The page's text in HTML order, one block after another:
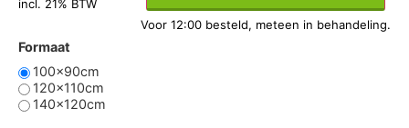
Formaat
100x90cm
120x110cm
140x120cm
incl. 21% BTW